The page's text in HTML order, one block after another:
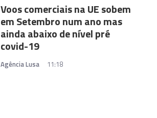
Voos comerciais na UE sobem
em Setembro num ano mas
ainda abaixo de nível pré
covid-19
Agência Lusa 11:18